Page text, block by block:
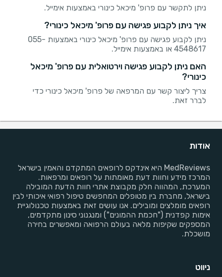
ניתן לתקשר עם פרופ' מיכאל כינורי באמצעות אימייל.
איך ניתן לקבוע פגישה עם פרופ' מיכאל כינורי?
ניתן לקבוע פגישה עם פרופ' מיכאל כינורי באמצעות 055-
4548617 או באמצעות אימייל.
האם ניתן לקבוע פגישה וירטואלית עם פרופ' מיכאל
כינורי?
צריך ליצור קשר עם המרפאה של פרופ' מיכאל כינורי כדי
לברר זאת.
אודות
MedReviews היא אינדקס לרופאים המתקדם והאמין בישראל
המרכז מידע וחוות דעת מאומתות על רופאים ומרפאות.
המערכת, המהווה חלק מקבוצת אתרי חוות הדעת המובילה
בישראל, מחברת בין מטופלים המחפשים טיפול רפואי איכותי לבין
רופאים מומלצים ומובילים. אנו עושים זאת באמצעות טכנולוגיית
אימות קפדנית ("חכמת ההמונים") ומנגנוני סינון מתקדמים,
המספקים שקיפות מלאה בעולם הרפואה ומאפשרים בחירה
מושכלת.
ניווט